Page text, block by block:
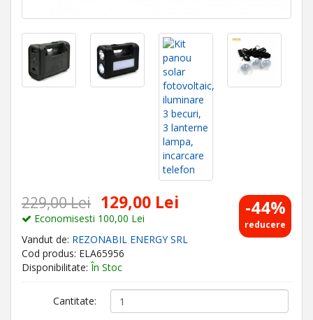
-44%
reducere
229,00 Lei 129,00 Lei
Economisesti 100,00 Lei
Vandut de: REZONABIL ENERGY SRL
Cod produs: ELA65956
Disponibilitate: În Stoc
Cantitate: